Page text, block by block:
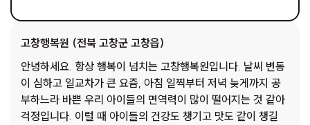
고창행복원 (전북 고창군 고창읍)
안녕하세요. 항상 행복이 넘치는 고창행복원입니다. 날씨 변동
이 심하고 일교차가 큰 요즘, 아침 일찍부터 저녁 늦게까지 공
부하느라 바쁜 우리 아이들의 면역력이 많이 떨어지는 것 같아
걱정입니다. 이럴 때 아이들의 건강도 챙기고 맛도 같이 챙길